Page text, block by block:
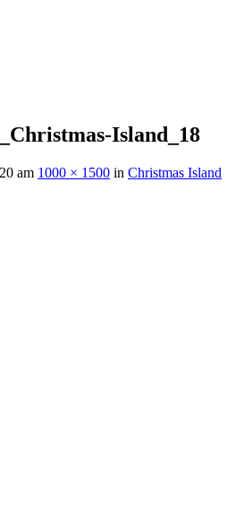
Island_18
am 1000 × 1500 in Christmas Island